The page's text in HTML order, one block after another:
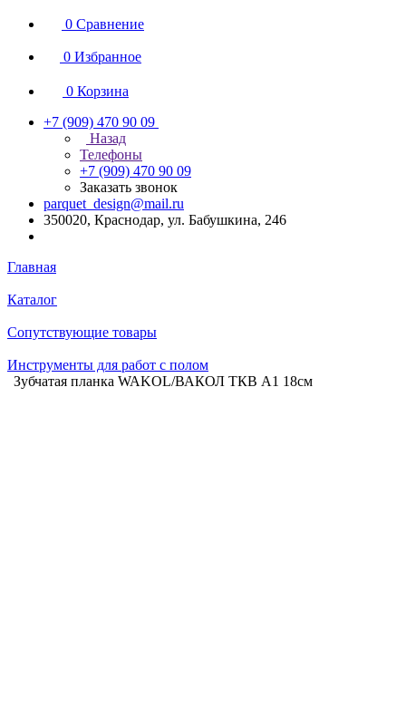
0 Сравнение
0 Избранное
0 Корзина
+7 (909) 470 90 09
Назад
Телефоны
+7 (909) 470 90 09
Заказать звонок
parquet_design@mail.ru
350020, Краснодар, ул. Бабушкина, 246
Главная
Каталог
Сопутствующие товары
Инструменты для работ с полом
Зубчатая планка WAKOL/ВАКОЛ ТКВ А1 18см